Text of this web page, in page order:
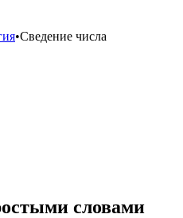
•Сведение числа
словами